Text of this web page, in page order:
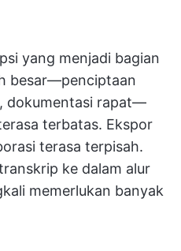
yang menjadi bagian
besar—penciptaan
dokumentasi rapat—
terbatas. Ekspor
terasa terpisah.
ke dalam alur
memerlukan banyak